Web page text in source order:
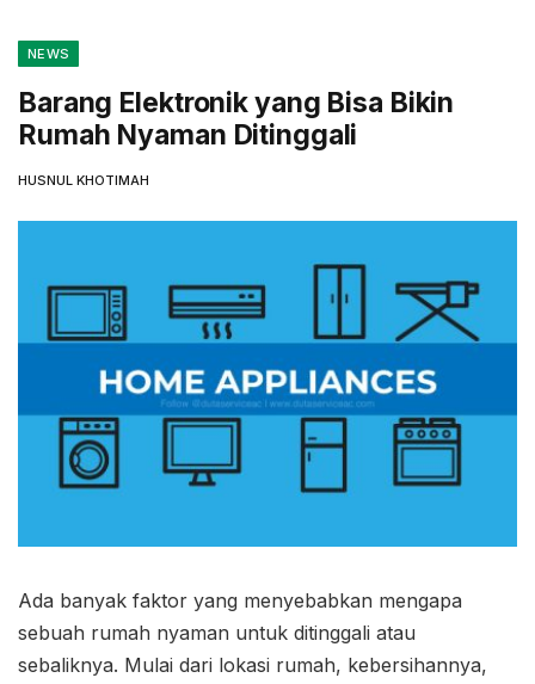
NEWS
Barang Elektronik yang Bisa Bikin
Rumah Nyaman Ditinggali
HUSNUL KHOTIMAH
Ada banyak faktor yang menyebabkan mengapa
sebuah rumah nyaman untuk ditinggali atau
sebaliknya. Mulai dari lokasi rumah, kebersihannya,